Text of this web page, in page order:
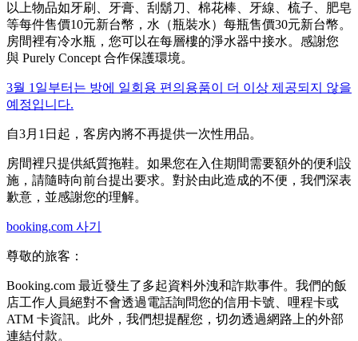
以上物品如牙刷、牙膏、刮鬍刀、棉花棒、牙線、梳子、肥皂
等每件售價10元新台幣，水（瓶裝水）每瓶售價30元新台幣。
房間裡有冷水瓶，您可以在每層樓的淨水器中接水。 感謝您
與 Purely Concept 合作保護環境。
3월 1일부터는 방에 일회용 편의용품이 더 이상 제공되지 않을
예정입니다.
自3月1日起，客房內將不再提供一次性用品。
房間裡只提供紙質拖鞋。如果您在入住期間需要額外的便利設
施，請隨時向前台提出要求。對於由此造成的不便，我們深表
歉意，並感謝您的理解。
booking.com 사기
尊敬的旅客：
Booking.com 最近發生了多起資料外洩和詐欺事件。我們的飯
店工作人員絕對不會透過電話詢問您的信用卡號、哩程卡或
ATM 卡資訊。此外，我們想提醒您，切勿透過網路上的外部
連結付款。